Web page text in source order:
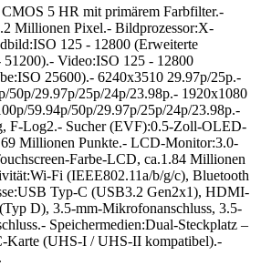
5 HR mit primärem Farbfilter.-
Millionen Pixel.- Bildprozessor:X-
125 - 12800 (Erweiterte
51200).- Video:ISO 125 - 12800
25600).- 6240x3510 29.97p/25p.-
50p/29.97p/25p/24p/23.98p.- 1920x1080
59.94p/50p/29.97p/25p/24p/23.98p.-
F-Log2.- Sucher (EVF):0.5-Zoll-OLED-
Millionen Punkte.- LCD-Monitor:3.0-
Farbe-LCD, ca.1.84 Millionen
Fi (IEEE802.11a/b/g/c), Bluetooth
Typ-C (USB3.2 Gen2x1), HDMI-
D), 3.5-mm-Mikrofonanschluss, 3.5-
Speichermedien:Dual-Steckplatz –
Karte (UHS-I / UHS-II kompatibel).-